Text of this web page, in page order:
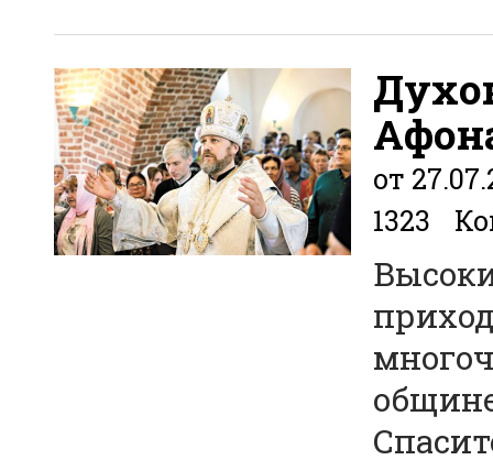
от
1323